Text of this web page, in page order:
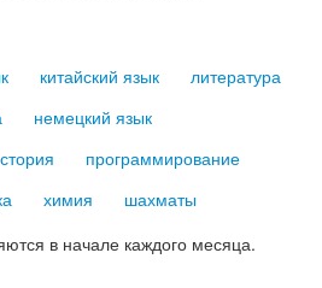
китайский язык
литература
немецкий язык
программирование
химия
шахматы
в начале каждого месяца.